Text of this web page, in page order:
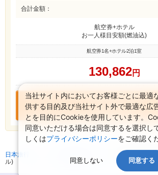
合計金額：
航空券+ホテル
お一人様目安額(燃油込)
航空券1名+ホテル2泊1室
130,862円
この組み合わせで
お申込みに進む
日本旅行 トップ >海外航空券
ル)
当社サイト内においてお客様ごとに最適
供する目的及び当社サイト外で最適な広
とを目的にCookieを使用しています。
同意いただける場合は同意するを選択し
しくはプライバシーポリシーをご確認く
同意しない 同意する